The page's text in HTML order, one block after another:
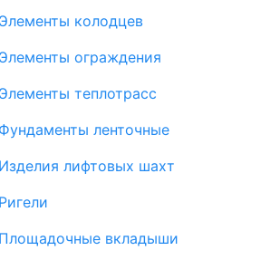
Элементы колодцев
Элементы ограждения
Элементы теплотрасс
Фундаменты ленточные
Изделия лифтовых шахт
Ригели
Площадочные вкладыши